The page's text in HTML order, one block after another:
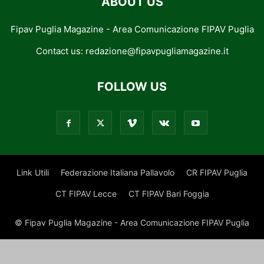
Fipav Puglia Magazine - Area Comunicazione FIPAV Puglia
Contact us: redazione@fipavpugliamagazine.it
FOLLOW US
Link Utili Federazione Italiana Pallavolo CR FIPAV Puglia
CT FIPAV Lecce CT FIPAV Bari Foggia
© Fipav Puglia Magazine - Area Comunicazione FIPAV Puglia